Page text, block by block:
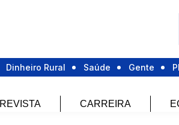
Dinheiro Rural Saúde Gente
REVISTA CARREIRA